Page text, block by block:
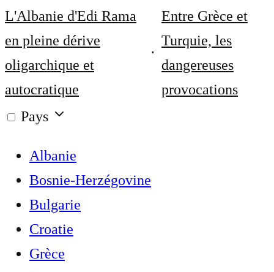
L'Albanie d'Edi Rama
en pleine dérive
oligarchique et
autocratique
Entre Grèce et
Turquie, les
dangereuses
provocations
Pays
Albanie
Bosnie-Herzégovine
Bulgarie
Croatie
Grèce